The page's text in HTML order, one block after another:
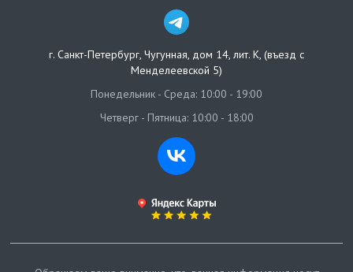
г. Санкт-Петербург Чугунная, дом 14, лит. К, (въезд с
Менделеевской 5)
Понедельник - Среда: 10:00 - 19:00
Четверг - Пятница: 10:00 - 18:00